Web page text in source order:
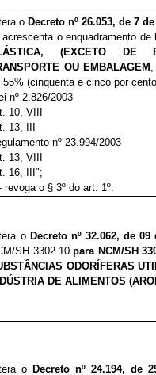
o Decreto nº 26.053, de 7
acrescenta o enquadramento
(EXCETO DE
OU EMBALAGEM,
55% (cinquenta e cinco por
nº 2.826/2003
10, VIII
13, III
nº 23.994/2003
13, VIII
16, III";
- revoga o § 3º do art. 1º.
o Decreto nº 32.062, de
SH 3302.10para NCM/SH
ODORÍFERAS
DE ALIMENTOS
o Decreto nº 24.194, de